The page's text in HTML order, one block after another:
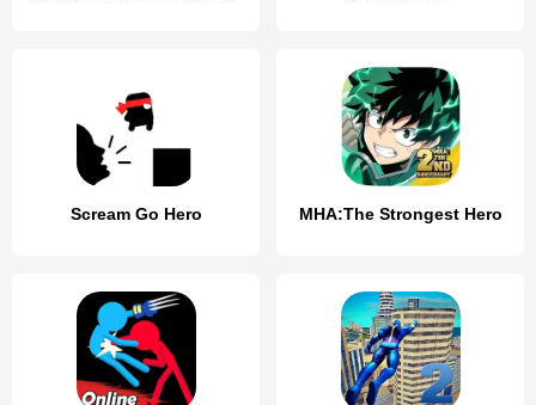
Scream Go Hero MHA:The Strongest Hero